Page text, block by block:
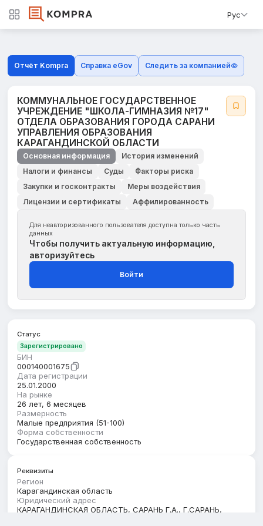
Рус
Отчёт Kompra Справка eGov Следить за компанией
КОММУНАЛЬНОЕ ГОСУДАРСТВЕННОЕ
УЧРЕЖДЕНИЕ "ШКОЛА-ГИМНАЗИЯ №17"
ОТДЕЛА ОБРАЗОВАНИЯ ГОРОДА САРАНИ
УПРАВЛЕНИЯ ОБРАЗОВАНИЯ
КАРАГАНДИНСКОЙ ОБЛАСТИ
Основная информация
История изменений
Налоги и финансы
Суды
Факторы риска
Закупки и госконтракты
Меры воздействия
Лицензии и сертификаты
Аффилированность
Для неавторизованного пользователя доступна только часть
данных
Чтобы получить актуальную информацию,
авторизуйтесь
Войти
Статус
Зарегистрировано
БИН
000140001675
Дата регистрации
25.01.2000
На рынке
26 лет, 6 месяцев
Размерность
Малые предприятия (51-100)
Форма собственности
Государственная собственность
Реквизиты
Регион
Карагандинская область
Юридический адрес
КАРАГАНДИНСКАЯ ОБЛАСТЬ, САРАНЬ Г.А., Г.САРАНЬ,